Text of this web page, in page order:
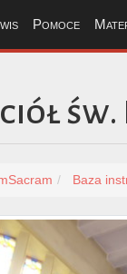
Pomoce
Baza